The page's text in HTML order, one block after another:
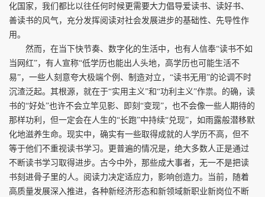
化国家，我们都比以往任何时候更需要大力倡导爱读书、读好书、
善读书的风气，充分发挥阅读对社会发展进步的基础性、先导性作
用。
然而，在当下快节奏、数字化的生活中，也有人信奉“读书不如
当网红”，有人宣称“低学历也能出人头地，高学历也可能生活不
易”，一些人刻意夸大极端个例、制造对立，“读书无用”的论调不时
沉渣泛起。其根源，就在于“实用主义”和“功利主义”作祟。的确，读
书的“好处”也许不会立竿见影、即刻“变现”，也不会像一些人期待的
那样功利，但一定会在人生的“长跑”中持续“兑现”，如雨露般潜移默
化地滋养生命。现实中，确实有一些取得成就的人学历不高，但不
等于他们不重视读书学习。更普遍的情况是，绝大多数人正是通过
不断读书学习取得进步。古今中外，那些成大事者，无一不是把读
书刻进骨子里的人。阅读力决定适应力，影响创造力。当前，随着
高质量发展深入推进，各种新经济形态和新领域新职业新岗位不断